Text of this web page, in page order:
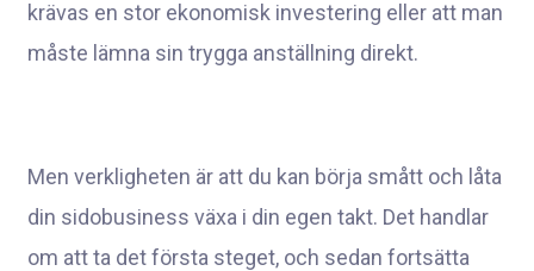
krävas en stor ekonomisk investering eller att man
måste lämna sin trygga anställning direkt.
Men verkligheten är att du kan börja smått och låta
din sidobusiness växa i din egen takt. Det handlar
om att ta det första steget, och sedan fortsätta